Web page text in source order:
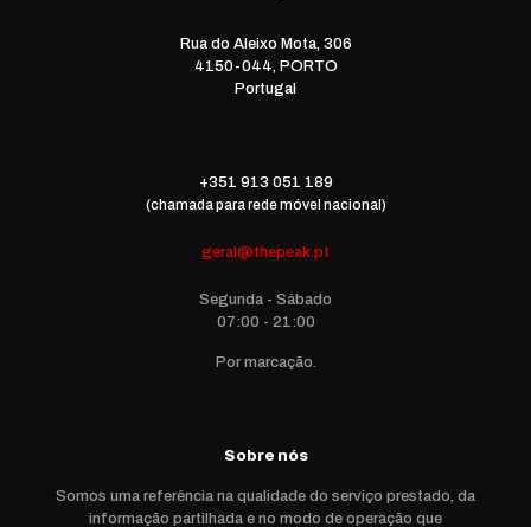
Rua do Aleixo Mota, 306
4150-044, PORTO
Portugal
+351 913 051 189
(chamada para rede móvel nacional)
geral@thepeak.pt
Segunda - Sábado
07:00 - 21:00
Por marcação.
Sobre nós
Somos uma referência na qualidade do serviço prestado, da
informação partilhada e no modo de operação que